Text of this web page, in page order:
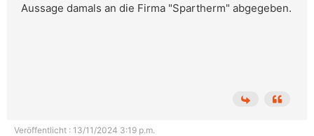
Aussage damals an die Firma "Spartherm" abgegeben.
Veröffentlicht : 13/11/2024 3:19 p.m.